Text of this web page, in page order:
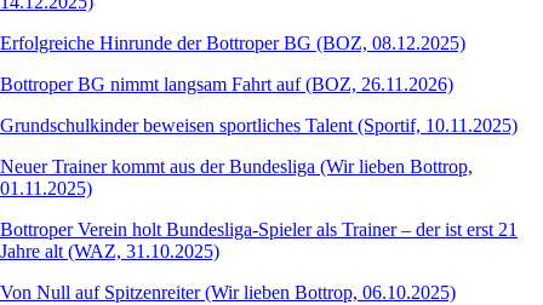
Erfolgreiche Hinrunde der Bottroper BG (BOZ, 08.12.2025)
Bottroper BG nimmt langsam Fahrt auf (BOZ, 26.11.2026)
Grundschulkinder beweisen sportliches Talent (Sportif, 10.11.2025)
Neuer Trainer kommt aus der Bundesliga (Wir lieben Bottrop,
01.11.2025)
Bottroper Verein holt Bundesliga-Spieler als Trainer – der ist erst 21
Jahre alt (WAZ, 31.10.2025)
Von Null auf Spitzenreiter (Wir lieben Bottrop, 06.10.2025)